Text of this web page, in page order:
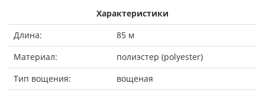
Характеристики
Длина:
85 м
Материал:
полиэстер (polyester)
Тип вощения:
вощеная